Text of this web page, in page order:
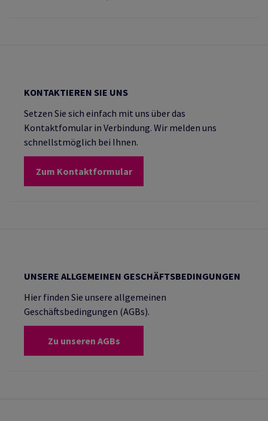
KONTAKTIEREN SIE UNS
Setzen Sie sich einfach mit uns über das
Kontaktfomular in Verbindung. Wir melden uns
schnellstmöglich bei Ihnen.
Zum Kontaktformular
UNSERE ALLGEMEINEN GESCHÄFTSBEDINGUNGEN
Hier finden Sie unsere allgemeinen
Geschäftsbedingungen (AGBs).
Zu unseren AGBs